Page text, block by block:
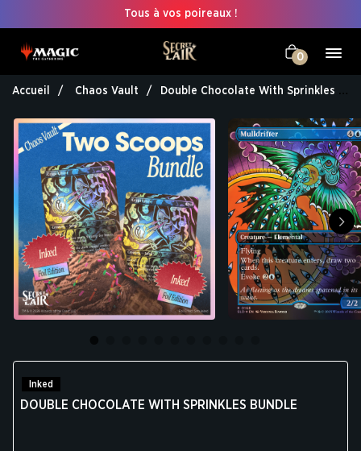
Tous à vos poireaux !
0
Accueil Chaos Vault Double Chocolate With Sprinkles Bundle
Inked
DOUBLE CHOCOLATE WITH SPRINKLES BUNDLE